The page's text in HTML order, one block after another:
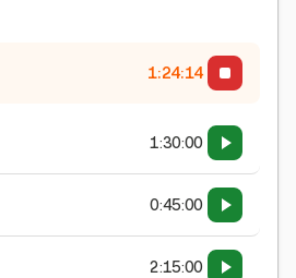
1:24:15
1:30:00
0:45:00
2:15:00